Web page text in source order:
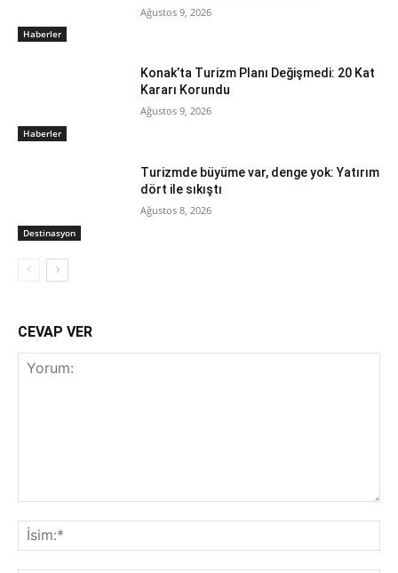
Haberler
Ağustos 9, 2026
Haberler
Konak’ta Turizm Planı Değişmedi: 20 Kat
Kararı Korundu
Ağustos 9, 2026
Destinasyon
Turizmde büyüme var, denge yok: Yatırım
dört ile sıkıştı
Ağustos 8, 2026
CEVAP VER